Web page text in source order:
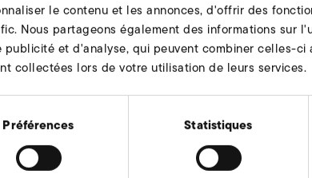
le contenu et les annonces, d'offrir des
Nous partageons également des informations sur
publicité et d'analyse, qui peuvent combiner celles-ci
collectées lors de votre utilisation de leurs services.
Préférences Statistiques